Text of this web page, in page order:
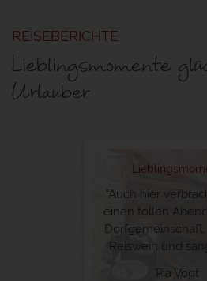
REISEBERICHTE
Lieblingsmomente
Urlauber
"Auch hier
einen tollen
Reiswein und
Pia Vogt